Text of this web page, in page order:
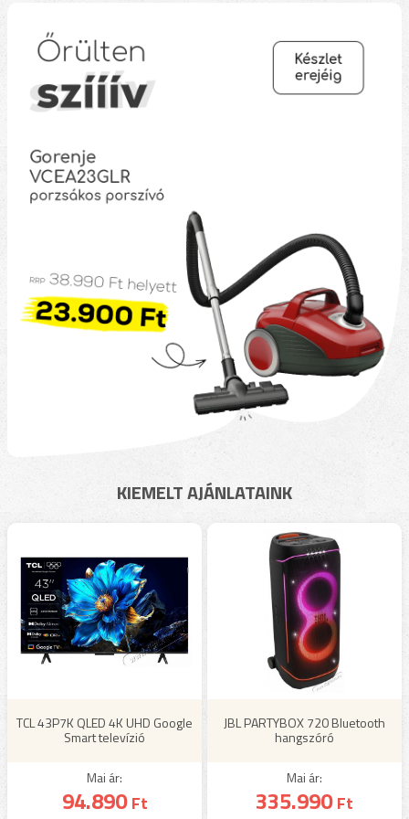
KIEMELT AJÁNLATAINK
TCL 43P7K QLED 4K UHD Google
Smart televízió
Mai ár:
94.890Ft
JBL PARTYBOX 720 Bluetooth
hangszóró
Mai ár:
335.990Ft